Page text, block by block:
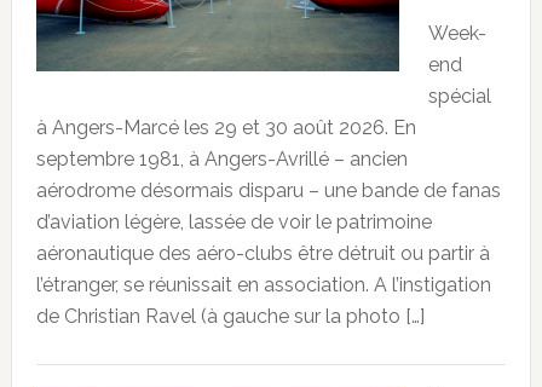
Week-
end
spécial
à Angers-Marcé les 29 et 30 août 2026. En
septembre 1981, à Angers-Avrillé – ancien
aérodrome désormais disparu – une bande de fanas
d’aviation légère, lassée de voir le patrimoine
aéronautique des aéro-clubs être détruit ou partir à
l’étranger, se réunissait en association. A l’instigation
de Christian Ravel (à gauche sur la photo […]